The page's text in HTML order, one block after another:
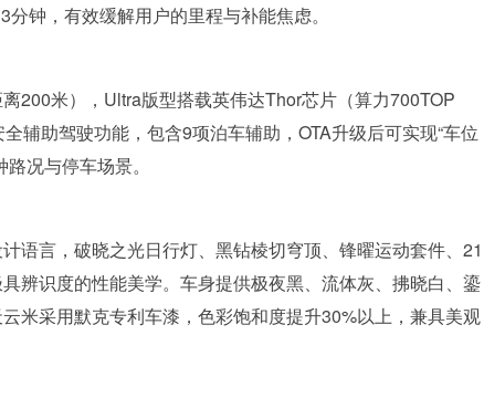
钟，有效缓解用户的里程与补能焦虑。
200米），Ultra版型搭载英伟达Thor芯片（算力700TOP
辅助驾驶功能，包含9项泊车辅助，OTA升级后可实现“车位
况与停车场景。
语言，破晓之光日行灯、黑钻棱切穹顶、锋曜运动套件、21
辨识度的性能美学。车身提供极夜黑、流体灰、拂晓白、鎏
米采用默克专利车漆，色彩饱和度提升30%以上，兼具美观